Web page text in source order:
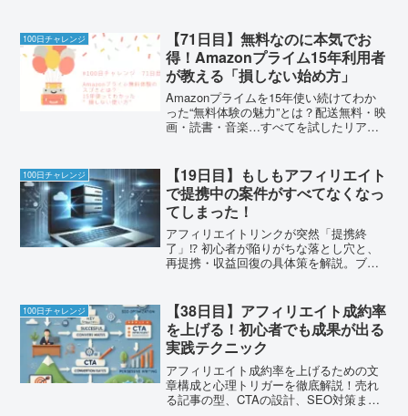
100日チャレンジ
【71日目】無料なのに本気でお
得！Amazonプライム15年利用者
が教える「損しない始め方」
Amazonプライムを15年使い続けてわか
った“無料体験の魅力”とは？配送無料・映
画・読書・音楽…すべてを試したリアル
100日チャレンジ
【19日目】もしもアフィリエイト
で提携中の案件がすべてなくなっ
てしまった！
アフィリエイトリンクが突然「提携終
了」⁉ 初心者が陥りがちな落とし穴と、
再提携・収益回復の具体策を解説。ブロ
100日チャレンジ
【38日目】アフィリエイト成約率
を上げる！初心者でも成果が出る
実践テクニック
アフィリエイト成約率を上げるための文
章構成と心理トリガーを徹底解説！売れ
る記事の型、CTAの設計、SEO対策まで